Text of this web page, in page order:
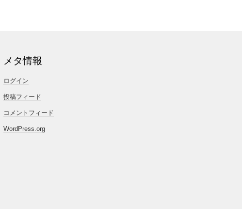
メタ情報
ログイン
投稿フィード
コメントフィード
WordPress.org